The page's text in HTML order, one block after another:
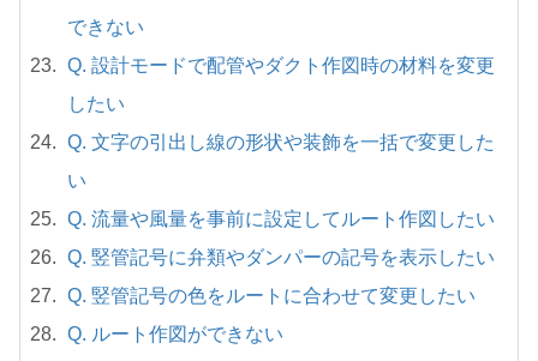
できない
Q. 設計モードで配管やダクト作図時の材料を変更
したい
Q. 文字の引出し線の形状や装飾を一括で変更した
い
Q. 流量や風量を事前に設定してルート作図したい
Q. 竪管記号に弁類やダンパーの記号を表示したい
Q. 竪管記号の色をルートに合わせて変更したい
Q. ルート作図ができない